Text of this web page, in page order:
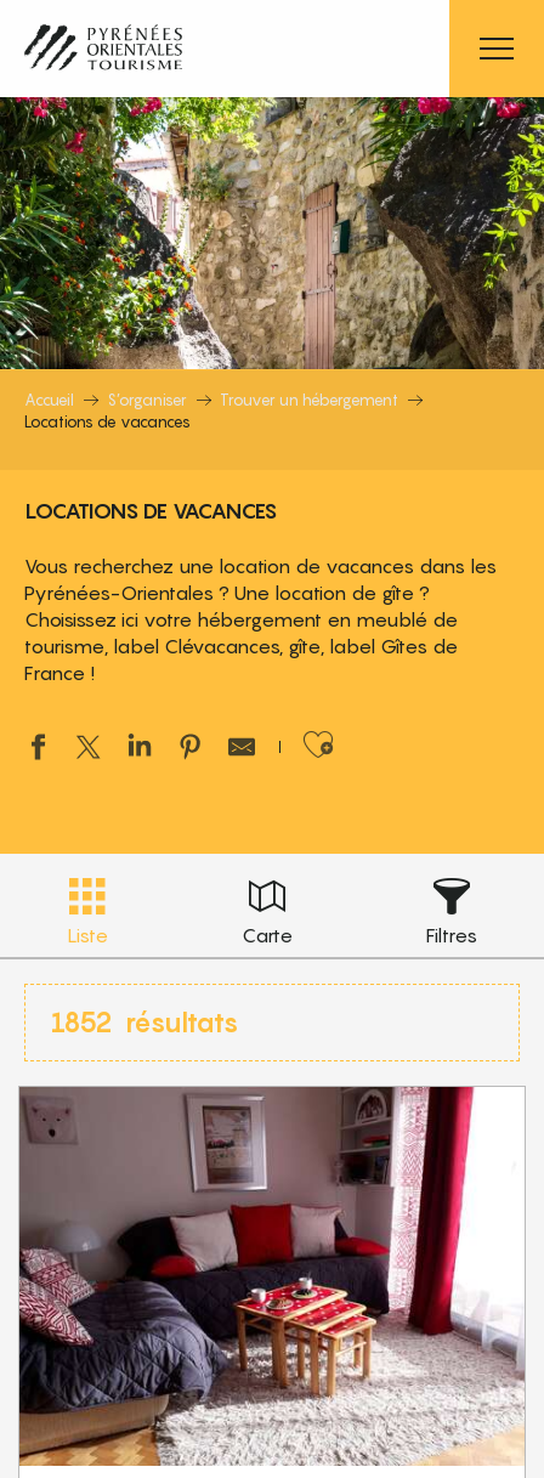
contenu
principal
Accueil S’organiser
Trouver un hébergement
Locations de vacances
LOCATIONS DE VACANCES
LOCATIONS DE VACANCES
Vous recherchez une location de vacances dans les
Pyrénées-Orientales ? Une location de gîte ?
Choisissez ici votre hébergement en meublé de
tourisme, label Clévacances, gîte, label Gîtes de
France !
Ajouter aux
Liste Carte Filtres
1852 résultats